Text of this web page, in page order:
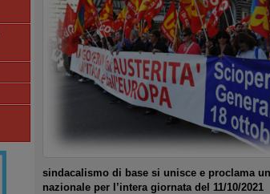
sindacalismo di base si unisce e proclama
nazionale per l’intera giornata del 11/10/2021